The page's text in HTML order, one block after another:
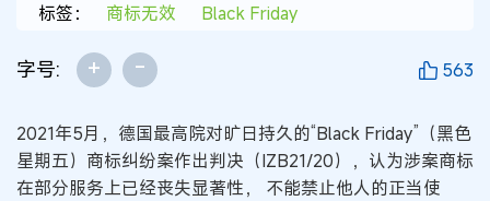
标签：
商标无效 Black Friday
字号: + - 563
2021年5月，德国最高院对旷日持久的“Black Friday”（黑色
星期五）商标纠纷案作出判决（IZB21/20），认为涉案商标
在部分服务上已经丧失显著性， 不能禁止他人的正当使